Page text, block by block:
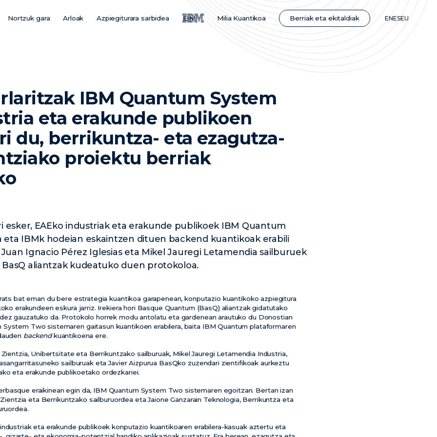
Nortzuk gara Arloak Azpiegiturara sarbidea IBM Milia Kuantikoa Berriak eta ekitaldiak ENESEU
IBM Quantum System
eta erakunde publikoen
du, berrikuntza- eta ezagutza-
proiektu berriak
esker, EAEko industriak eta erakunde publikoek IBM Quantum
eta IBMk hodeian eskaintzen dituen backend kuantikoak erabili
Ignacio Pérez Iglesias eta Mikel Jauregi Letamendia sailburuek
aliantzak kudeatuko duen protokoloa.
bat eman du bere estrategia kuantikoa garapenean, konputazio kuantikoko azpiegitura
erakundeen eskura jarriz. Irekiera hori Basque Quantum (BasQ) aliantzak gidatutako
gauzatuko da. Protokolo horrek modu antolatu eta gardenean arautuko du Donostian
Two sistemaren gaitasun kuantikoen erabilera, baita IBM Quantum plataformaren
backendkuantikoena ere.
Unibertsitate eta Berrikuntzako sailburuak, Mikel Jauregi Letamendia Industria,
sailburuak eta Javier Aizpurua BasQko zuzendari zientifikoak aurkeztu
eta erakunde publikoetako ordezkariei.
eraikinean egin da, IBM Quantum System Two sistemaren egoitzan. Bertan izan
eta Berrikuntzako sailburuordea eta Jaione Ganzarain Teknologia, Berrikuntza eta
eta erakunde publikoek konputazio kuantikoaren erabilera-kasuak aztertu eta